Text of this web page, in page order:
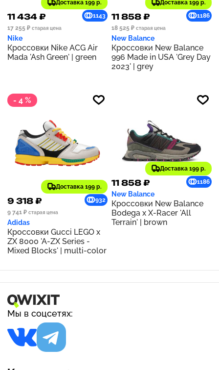
Доставка 199 р.
11 434 ₽
1143
17 255 ₽ старая цена
Nike
Кроссовки Nike ACG Air
Mada 'Ash Green' | green
Доставка 199 р.
11 858 ₽
1186
18 525 ₽ старая цена
New Balance
Кроссовки New Balance
996 Made in USA 'Grey Day
2023' | grey
- 4 %
Доставка 199 р.
9 318 ₽
932
9 741 ₽ старая цена
Adidas
Кроссовки Gucci LEGO x
ZX 8000 'A-ZX Series -
Mixed Blocks' | multi-color
Доставка 199 р.
11 858 ₽ 1186
New Balance
Кроссовки New Balance
Bodega x X-Racer 'All
Terrain' | brown
Мы в соцсетях: